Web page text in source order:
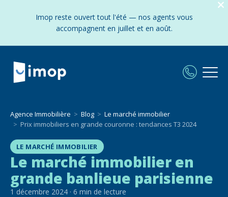
Imop reste ouvert tout l'été — nos agents vous
accompagnent en juillet et en août.
Agence Immobilière Blog
Le marché immobilier
Prix immobiliers en grande couronne : tendances T3 2024
LE MARCHÉ IMMOBILIER
Le marché immobilier en
grande banlieue parisienne
1 décembre 2024 · 6 min de lecture